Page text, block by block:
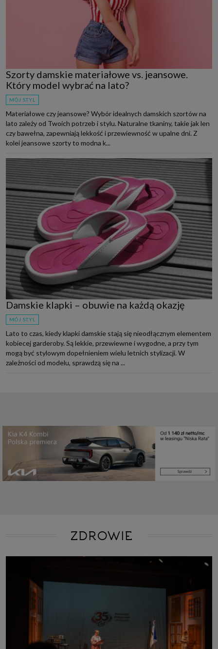
Szorty damskie materiałowe vs. jeansowe.
Który model wybrać na lato?
MÓJ STYL
Materiałowe czy jeansowe? Wybór idealnych damskich szortów na
lato zależy od Twoich potrzeb i stylu. Naturalne tkaniny, takie jak len
czy bawełna, zapewniają lekkość i przewiewność w upalne dni. Z
kolei jeansowe szorty to modna k...
Damskie klapki – obuwie na każdą okazję
MÓJ STYL
Lato to czas, kiedy klapki damskie stają się nieodłącznym elementem
kobiecej garderoby. Są lekkie, przewiewne i wygodne, a przy tym
mogą być stylowym dopełnieniem wielu letnich stylizacji. W
zależności od modelu, sprawdzą się na ...
ZDROWIE